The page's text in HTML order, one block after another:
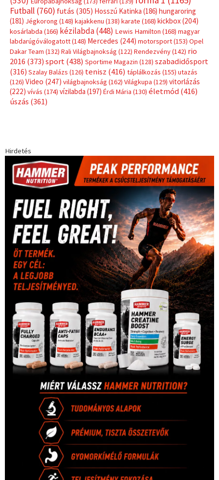
Futball (760) futás (305) Hosszú Katinka (186) hungaroring
(181) Jégkorong (148) kajakkenu (138) karate (168) kickbox(204)
kosárlabda (166) kézilabda(448) Lewis Hamilton (168) magyar
labdarúgóválogatott(148) Mercedes (244) motorsport(153) Opel
Dakar Team (132) Rali Világbajnokság (122) Rendezvény(142) rio
2016 (373) sport(438) Sportime Magazin (128) szabadidősport
(316) Szalay Balázs (126) tenisz (416) táplálkozás (155) utazás
(126) Video (247) világbajnokság (162) Világkupa (129) vitorlázás
(222) vívás (174) vízilabda (197) Érdi Mária (130) életmód(416)
úszás (361)
Hirdetés